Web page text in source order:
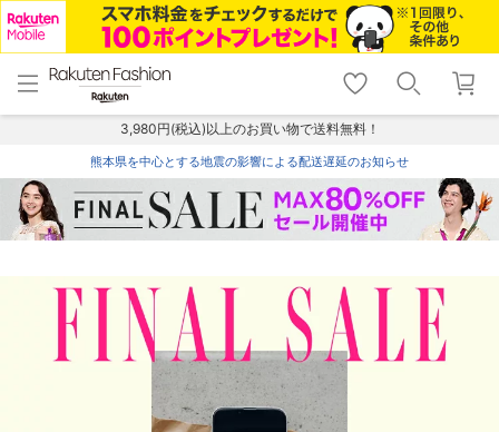
menu home
トップ
shopping_cart lock_outline
ログイン
3,980円(税込)以上のお買い物で送料無料！
熊本県を中心とする地震の影響による配送遅延のお知らせ